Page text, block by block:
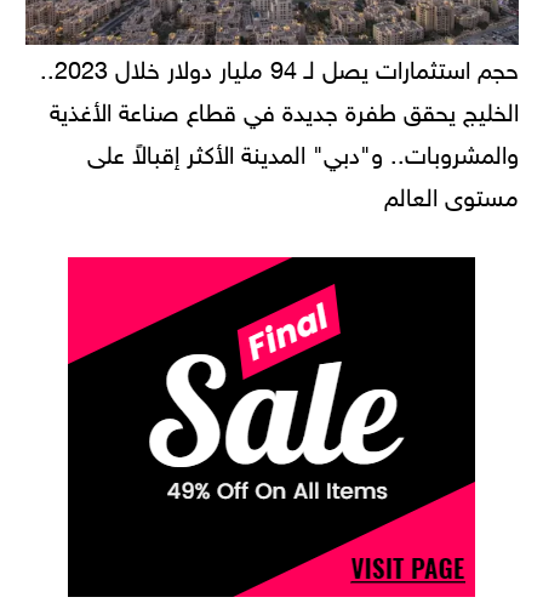
حجم استثمارات يصل لـ 94 مليار دولار خلال 2023..
الخليج يحقق طفرة جديدة في قطاع صناعة الأغذية
والمشروبات.. و"دبي" المدينة الأكثر إقبالاً على
مستوى العالم